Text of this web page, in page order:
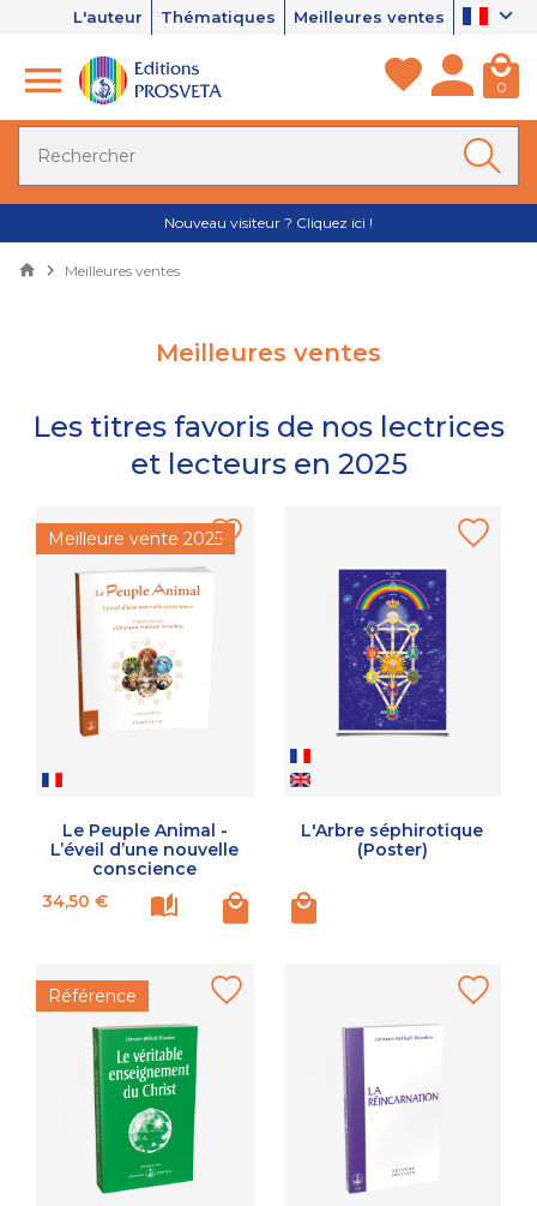
L'auteur Thématiques Meilleures ventes
0
Nouveau visiteur ? Cliquez ici !
Meilleures ventes
Meilleures ventes
Les titres favoris de nos lectrices
et lecteurs en 2025
Meilleure vente 2025
Le Peuple Animal -
L’éveil d’une nouvelle
conscience
Prix
34,50 €
L'Arbre séphirotique
(Poster)
Référence